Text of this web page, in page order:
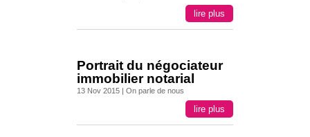
lire plus
Portrait du négociateur
immobilier notarial
13 Nov 2015| On parle de nous
lire plus